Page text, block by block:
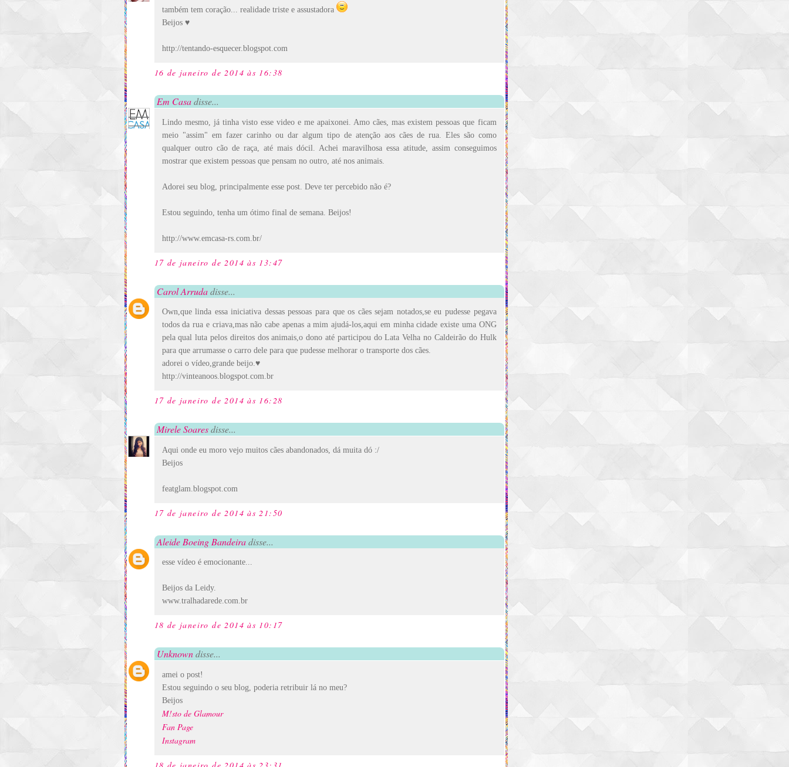
também tem coração... realidade triste e assustadora
Beijos ♥
http://tentando-esquecer.blogspot.com
16 de janeiro de 2014 às 16:38
Em Casadisse...
Lindo mesmo, já tinha visto esse video e me apaixonei. Amo cães, mas existem pessoas que ficam
meio "assim" em fazer carinho ou dar algum tipo de atenção aos cães de rua. Eles são como
qualquer outro cão de raça, até mais dócil. Achei maravilhosa essa atitude, assim conseguimos
mostrar que existem pessoas que pensam no outro, até nos animais.
Adorei seu blog, principalmente esse post. Deve ter percebido não é?
Estou seguindo, tenha um ótimo final de semana. Beijos!
http://www.emcasa-rs.com.br/
17 de janeiro de 2014 às 13:47
Carol Arrudadisse...
Own,que linda essa iniciativa dessas pessoas para que os cães sejam notados,se eu pudesse pegava
todos da rua e criava,mas não cabe apenas a mim ajudá-los,aqui em minha cidade existe uma ONG
pela qual luta pelos direitos dos animais,o dono até participou do Lata Velha no Caldeirão do Hulk
para que arrumasse o carro dele para que pudesse melhorar o transporte dos cães.
adorei o vídeo,grande beijo.♥
http://vinteanoos.blogspot.com.br
17 de janeiro de 2014 às 16:28
Mirele Soaresdisse...
Aqui onde eu moro vejo muitos cães abandonados, dá muita dó :/
Beijos
featglam.blogspot.com
17 de janeiro de 2014 às 21:50
Aleide Boeing Bandeiradisse...
esse vídeo é emocionante...
Beijos da Leidy.
www.tralhadarede.com.br
18 de janeiro de 2014 às 10:17
Unknowndisse...
amei o post!
Estou seguindo o seu blog, poderia retribuir lá no meu?
Beijos
M!sto de Glamour
Fan Page
Instagram